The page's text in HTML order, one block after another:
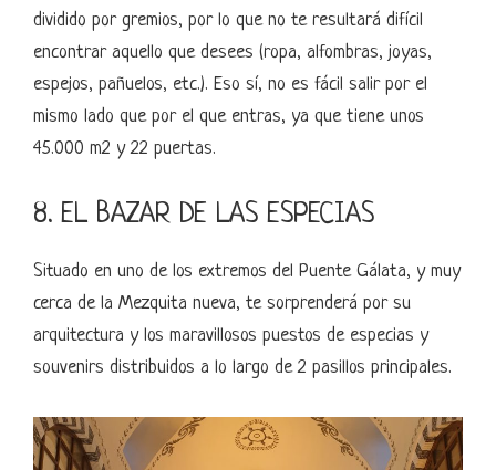
dividido por gremios, por lo que no te resultará difícil
encontrar aquello que desees (ropa, alfombras, joyas,
espejos, pañuelos, etc.). Eso sí, no es fácil salir por el
mismo lado que por el que entras, ya que tiene unos
45.000 m2 y 22 puertas.
8. EL BAZAR DE LAS ESPECIAS
Situado en uno de los extremos del Puente Gálata, y muy
cerca de la Mezquita nueva, te sorprenderá por su
arquitectura y los maravillosos puestos de especias y
souvenirs distribuidos a lo largo de 2 pasillos principales.